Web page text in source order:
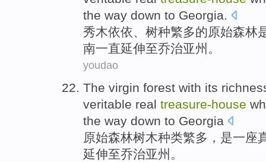
the way down to Georgia.
秀木依依、 树种繁多的原始森林
南一直延伸至乔治亚州。
youdao
The virgin forest with its
veritable real treasure-house
the way down to Georgia
原始森林树木种类繁多 ， 是一座
延伸至乔治亚州。